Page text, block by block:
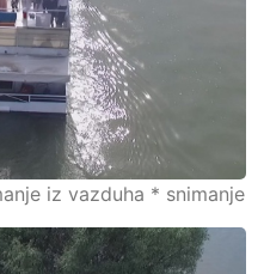
iz vazduha * snimanje